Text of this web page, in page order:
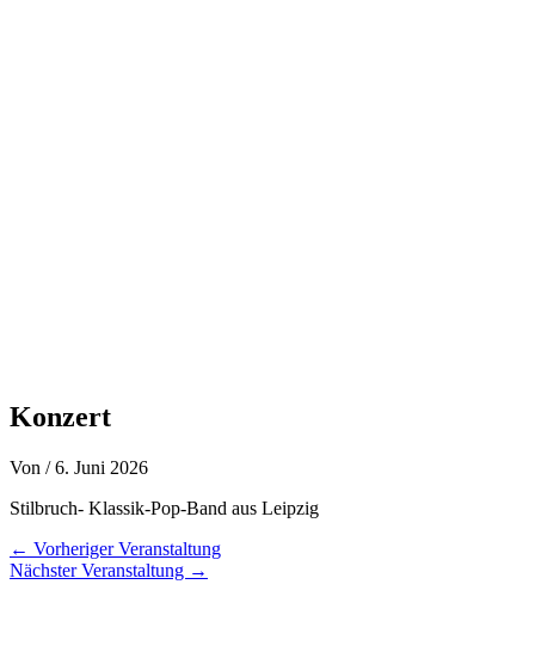
Konzert
Von /6. Juni 2026
Stilbruch- Klassik-Pop-Band aus Leipzig
← Vorheriger Veranstaltung
Nächster Veranstaltung →